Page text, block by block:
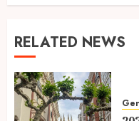
RELATED NEWS